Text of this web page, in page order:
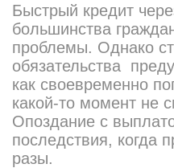
Быстрый кредит
большинства
проблемы. Однако
обязательства
как своевременно
какой-то момент не
Опоздание с
последствия, когда
разы.